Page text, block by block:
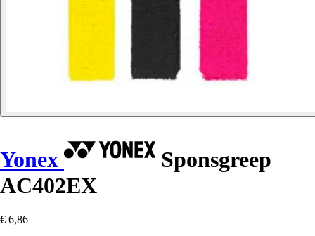
Yonex
Sponsgreep
AC402EX
€ 6,86